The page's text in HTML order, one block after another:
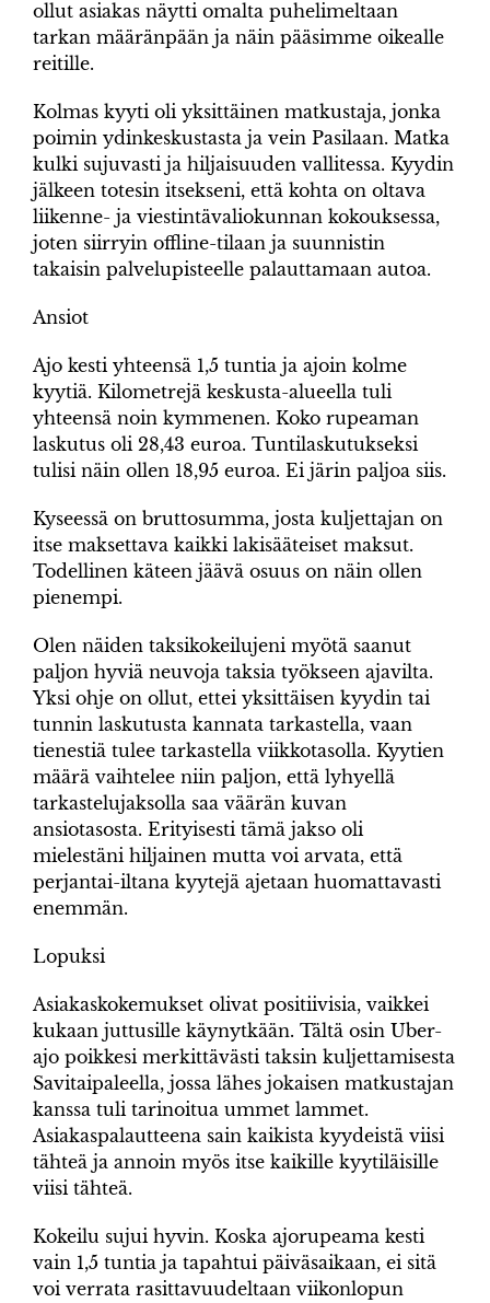
ollut asiakas näytti omalta puhelimeltaan
tarkan määränpään ja näin pääsimme oikealle
reitille.
Kolmas kyyti oli yksittäinen matkustaja, jonka
poimin ydinkeskustasta ja vein Pasilaan. Matka
kulki sujuvasti ja hiljaisuuden vallitessa. Kyydin
jälkeen totesin itsekseni, että kohta on oltava
liikenne- ja viestintävaliokunnan kokouksessa,
joten siirryin offline-tilaan ja suunnistin
takaisin palvelupisteelle palauttamaan autoa.
Ansiot
Ajo kesti yhteensä 1,5 tuntia ja ajoin kolme
kyytiä. Kilometrejä keskusta-alueella tuli
yhteensä noin kymmenen. Koko rupeaman
laskutus oli 28,43 euroa. Tuntilaskutukseksi
tulisi näin ollen 18,95 euroa. Ei järin paljoa siis.
Kyseessä on bruttosumma, josta kuljettajan on
itse maksettava kaikki lakisääteiset maksut.
Todellinen käteen jäävä osuus on näin ollen
pienempi.
Olen näiden taksikokeilujeni myötä saanut
paljon hyviä neuvoja taksia työkseen ajavilta.
Yksi ohje on ollut, ettei yksittäisen kyydin tai
tunnin laskutusta kannata tarkastella, vaan
tienestiä tulee tarkastella viikkotasolla. Kyytien
määrä vaihtelee niin paljon, että lyhyellä
tarkastelujaksolla saa väärän kuvan
ansiotasosta. Erityisesti tämä jakso oli
mielestäni hiljainen mutta voi arvata, että
perjantai-iltana kyytejä ajetaan huomattavasti
enemmän.
Lopuksi
Asiakaskokemukset olivat positiivisia, vaikkei
kukaan juttusille käynytkään. Tältä osin Uber-
ajo poikkesi merkittävästi taksin kuljettamisesta
Savitaipaleella, jossa lähes jokaisen matkustajan
kanssa tuli tarinoitua ummet lammet.
Asiakaspalautteena sain kaikista kyydeistä viisi
tähteä ja annoin myös itse kaikille kyytiläisille
viisi tähteä.
Kokeilu sujui hyvin. Koska ajorupeama kesti
vain 1,5 tuntia ja tapahtui päiväsaikaan, ei sitä
voi verrata rasittavuudeltaan viikonlopun